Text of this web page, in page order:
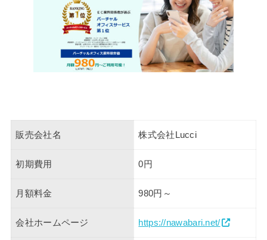
販売会社名 株式会社Lucci
初期費用 0円
月額料金 980円～
会社ホームページ https://nawabari.net/